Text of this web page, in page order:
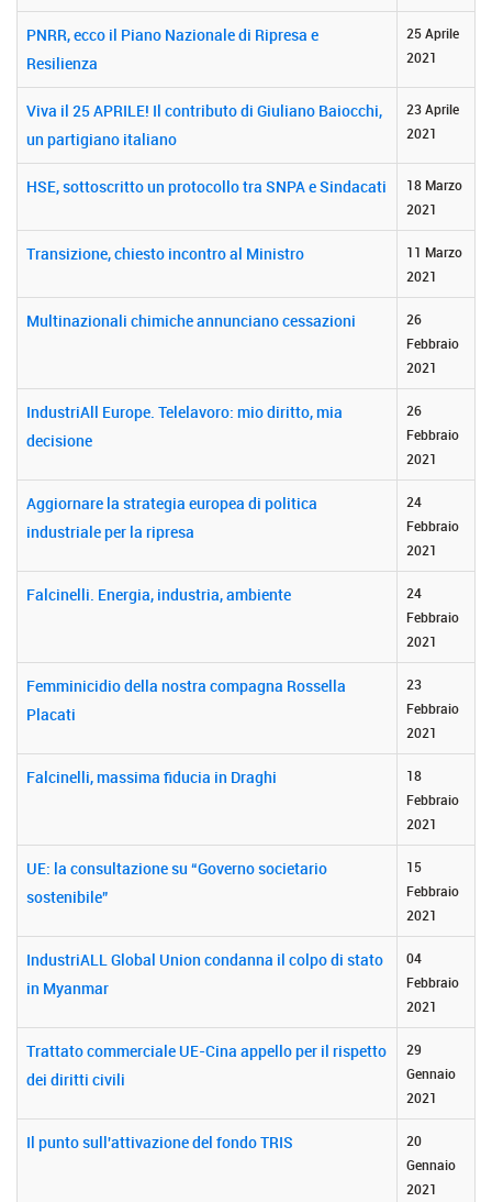
PNRR, ecco il Piano Nazionale di Ripresa e
Resilienza
25 Aprile
2021
Viva il 25 APRILE! Il contributo di Giuliano Baiocchi,
un partigiano italiano
23 Aprile
2021
HSE, sottoscritto un protocollo tra SNPA e Sindacati
18 Marzo
2021
Transizione, chiesto incontro al Ministro
11 Marzo
2021
Multinazionali chimiche annunciano cessazioni
26
Febbraio
2021
IndustriAll Europe. Telelavoro: mio diritto, mia
decisione
26
Febbraio
2021
Aggiornare la strategia europea di politica
industriale per la ripresa
24
Febbraio
2021
Falcinelli. Energia, industria, ambiente
24
Febbraio
2021
Femminicidio della nostra compagna Rossella
Placati
23
Febbraio
2021
Falcinelli, massima fiducia in Draghi
18
Febbraio
2021
UE: la consultazione su “Governo societario
sostenibile”
15
Febbraio
2021
IndustriALL Global Union condanna il colpo di stato
in Myanmar
04
Febbraio
2021
Trattato commerciale UE-Cina appello per il rispetto
dei diritti civili
29
Gennaio
2021
Il punto sull'attivazione del fondo TRIS
20
Gennaio
2021